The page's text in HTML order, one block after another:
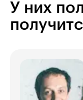
У них